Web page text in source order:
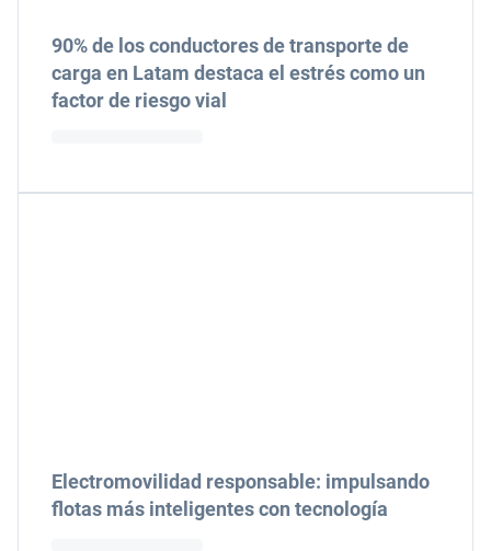
90% de los conductores de transporte de
carga en Latam destaca el estrés como un
factor de riesgo vial
Electromovilidad responsable: impulsando
flotas más inteligentes con tecnología